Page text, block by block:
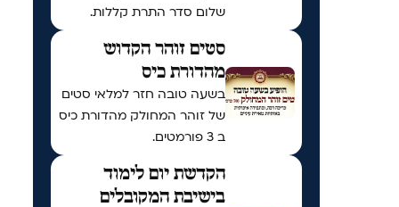
שלום סדר התרת קללות.
סטים זוהר הקדוש
מהדורת כיס
בשעה טובה חזר למלאי סטים
של זוהר המחולק מהדורת כיס
ב 3 פורמטים.
הקדשת יום לימוד
בישיבת המקובלים